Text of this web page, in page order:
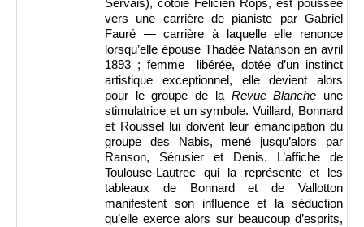
Servais), côtoie Félicien Rops, est poussée
vers une carrière de pianiste par Gabriel
Fauré — carrière à laquelle elle renonce
lorsqu’elle épouse Thadée Natanson en avril
1893 ; femme libérée, dotée d’un instinct
artistique exceptionnel, elle devient alors
pour le groupe de la Revue Blanche une
stimulatrice et un symbole. Vuillard, Bonnard
et Roussel lui doivent leur émancipation du
groupe des Nabis, mené jusqu’alors par
Ranson, Sérusier et Denis. L’affiche de
Toulouse-Lautrec qui la représente et les
tableaux de Bonnard et de Vallotton
manifestent son influence et la séduction
qu’elle exerce alors sur beaucoup d’esprits,